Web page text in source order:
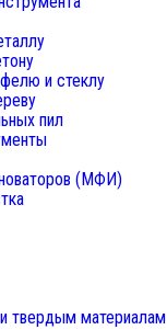
и стеклу
пил
(МФИ)
твердым материалам